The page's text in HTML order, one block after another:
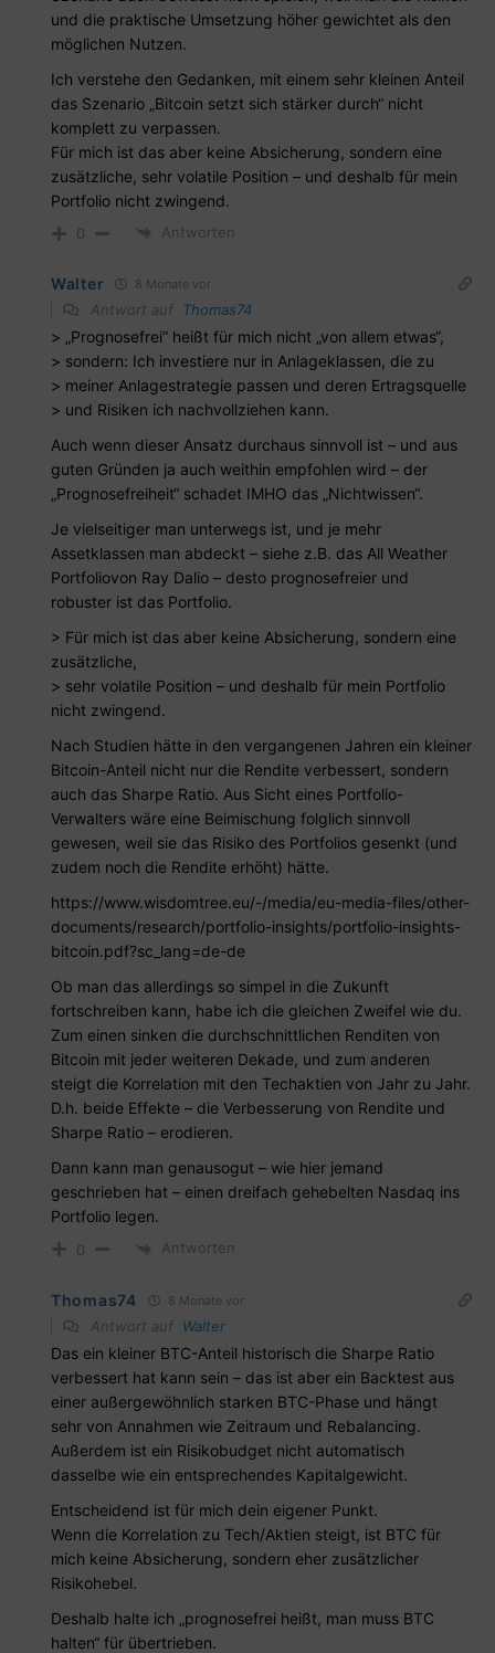
und die praktische Umsetzung höher gewichtet als den
möglichen Nutzen.
Ich verstehe den Gedanken, mit einem sehr kleinen Anteil
das Szenario „Bitcoin setzt sich stärker durch“ nicht
komplett zu verpassen.
Für mich ist das aber keine Absicherung, sondern eine
zusätzliche, sehr volatile Position – und deshalb für mein
Portfolio nicht zwingend.
0 Antworten
Walter 8 Monate vor
Antwort auf Thomas74
> „Prognosefrei“ heißt für mich nicht „von allem etwas“,
> sondern: Ich investiere nur in Anlageklassen, die zu
> meiner Anlagestrategie passen und deren Ertragsquelle
> und Risiken ich nachvollziehen kann.
Auch wenn dieser Ansatz durchaus sinnvoll ist – und aus
guten Gründen ja auch weithin empfohlen wird – der
„Prognosefreiheit“ schadet IMHO das „Nichtwissen“.
Je vielseitiger man unterwegs ist, und je mehr
Assetklassen man abdeckt – siehe z.B. das All Weather
Portfoliovon Ray Dalio – desto prognosefreier und
robuster ist das Portfolio.
> Für mich ist das aber keine Absicherung, sondern eine
zusätzliche,
> sehr volatile Position – und deshalb für mein Portfolio
nicht zwingend.
Nach Studien hätte in den vergangenen Jahren ein kleiner
Bitcoin-Anteil nicht nur die Rendite verbessert, sondern
auch das Sharpe Ratio. Aus Sicht eines Portfolio-
Verwalters wäre eine Beimischung folglich sinnvoll
gewesen, weil sie das Risiko des Portfolios gesenkt (und
zudem noch die Rendite erhöht) hätte.
https://www.wisdomtree.eu/-/media/eu-media-files/other-
documents/research/portfolio-insights/portfolio-insights-
bitcoin.pdf?sc_lang=de-de
Ob man das allerdings so simpel in die Zukunft
fortschreiben kann, habe ich die gleichen Zweifel wie du.
Zum einen sinken die durchschnittlichen Renditen von
Bitcoin mit jeder weiteren Dekade, und zum anderen
steigt die Korrelation mit den Techaktien von Jahr zu Jahr.
D.h. beide Effekte – die Verbesserung von Rendite und
Sharpe Ratio – erodieren.
Dann kann man genausogut – wie hier jemand
geschrieben hat – einen dreifach gehebelten Nasdaq ins
Portfolio legen.
0 Antworten
Thomas74 8 Monate vor
Antwort auf Walter
Das ein kleiner BTC-Anteil historisch die Sharpe Ratio
verbessert hat kann sein – das ist aber ein Backtest aus
einer außergewöhnlich starken BTC-Phase und hängt
sehr von Annahmen wie Zeitraum und Rebalancing.
Außerdem ist ein Risikobudget nicht automatisch
dasselbe wie ein entsprechendes Kapitalgewicht.
Entscheidend ist für mich dein eigener Punkt.
Wenn die Korrelation zu Tech/Aktien steigt, ist BTC für
mich keine Absicherung, sondern eher zusätzlicher
Risikohebel.
Deshalb halte ich „prognosefrei heißt, man muss BTC
halten“ für übertrieben.